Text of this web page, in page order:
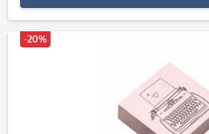
-20%